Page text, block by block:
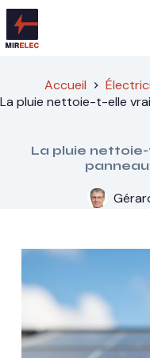
Passer
contenu
Accueil
La pluie nettoie-t-elle
La pluie